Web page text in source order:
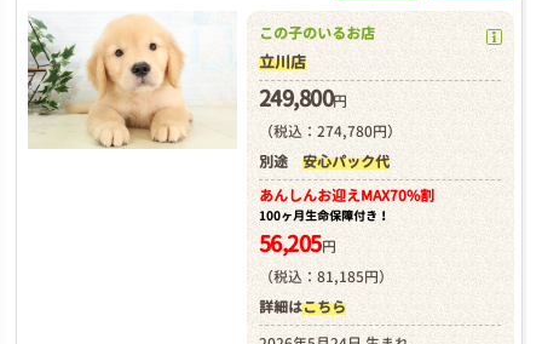
この子のいるお店
立川店
249,800円
（税込：274,780円）
別途 安心パック代
あんしんお迎えMAX70%割
100ヶ月生命保障付き！
56,205円
（税込：81,185円）
詳細はこちら